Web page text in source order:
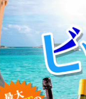
最
の影響により九州
赤ワイン通販 > セレクテ